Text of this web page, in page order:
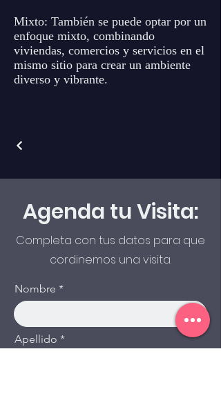
Mixto: También se puede optar por un
enfoque mixto, combinando
viviendas, comercios y servicios en el
mismo sitio para crear un ambiente
diverso y vibrante.
Agenda tu Visita:
Completa con tus datos para que
cordinemos una visita.
Nombre
Apellido